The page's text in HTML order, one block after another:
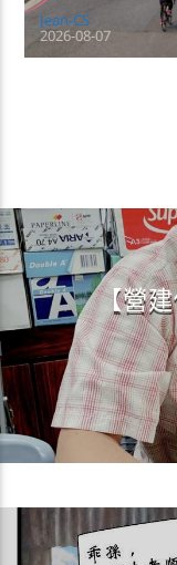
Jean-CS
2026-08-07
【營